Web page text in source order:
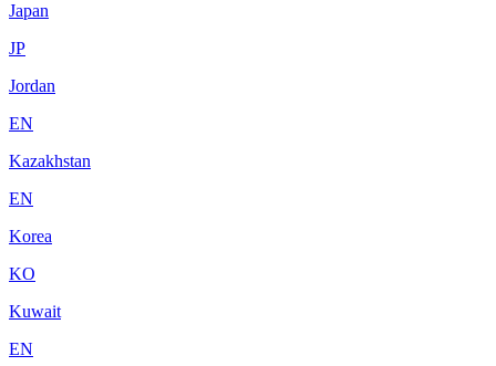
Japan
JP
Jordan
EN
Kazakhstan
EN
Korea
KO
Kuwait
EN